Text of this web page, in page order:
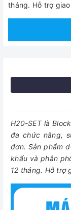
tháng. Hỗ trợ
H20-SET là
đa chức năng,
đơn. Sản phẩm
khẩu và phân
12 tháng. Hỗ trợ